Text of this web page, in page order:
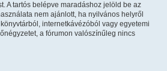
A tartós belépve maradáshoz jelöld be az
nem ajánlott, ha nyilvános helyről
internetkávézóból vagy egyetemi
a fórumon valószínűleg nincs